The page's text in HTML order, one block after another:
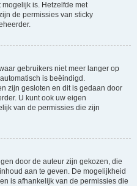
is. Hetzelfde met
de permissies van sticky
gebruikers niet meer langer op
is beëindigd.
zijn gesloten en dit is gedaan door
U kunt ook uw eigen
van de permissies die zijn
door de auteur zijn gekozen, die
aan te geven. De mogelijkheid
is afhankelijk van de permissies die